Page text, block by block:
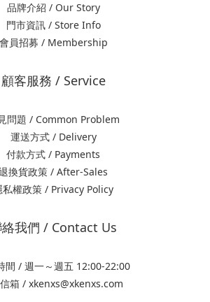
品牌介紹 / Our Story
門市資訊 / Store Info
會員招募 / Membership
顧客服務 / Service
問題 / Common Problem
運送方式 / Delivery
付款方式 / Payments
換貨政策 / After-Sales
私權政策 / Privacy Policy
我們 / Contact Us
間 / 週一～週五 12:00-22:00
箱 / xkenxs@xkenxs.com